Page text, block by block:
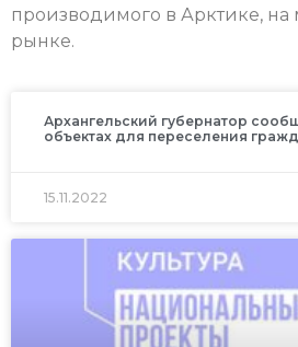
производимого в Арктике,
рынке.
Архангельский губернатор
объектах для переселения
15.11.2022